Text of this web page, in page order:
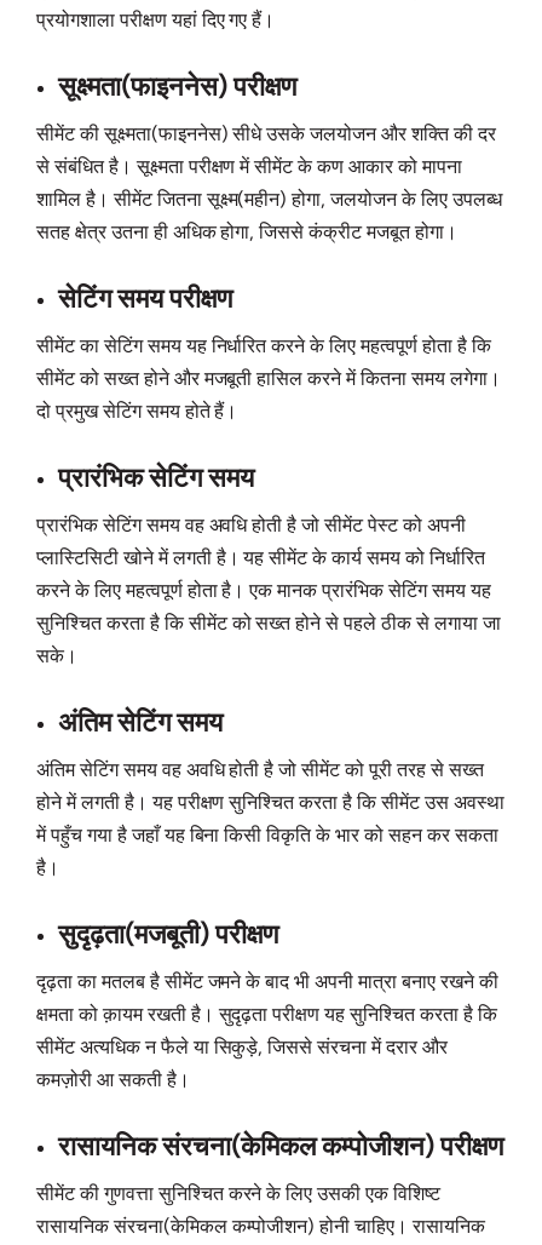
प्रयोगशाला परीक्षण यहां दिए गए हैं।
सूक्ष्मता(फाइननेस) परीक्षण
सीमेंट की सूक्ष्मता(फाइननेस) सीधे उसके जलयोजन और शक्ति की दर
से संबंधित है। सूक्ष्मता परीक्षण में सीमेंट के कण आकार को मापना
शामिल है। सीमेंट जितना सूक्ष्म(महीन) होगा, जलयोजन के लिए उपलब्ध
सतह क्षेत्र उतना ही अधिक होगा, जिससे कंक्रीट मजबूत होगा।
सेटिंग समय परीक्षण
सीमेंट का सेटिंग समय यह निर्धारित करने के लिए महत्वपूर्ण होता है कि
सीमेंट को सख्त होने और मजबूती हासिल करने में कितना समय लगेगा।
दो प्रमुख सेटिंग समय होते हैं।
प्रारंभिक सेटिंग समय
प्रारंभिक सेटिंग समय वह अवधि होती है जो सीमेंट पेस्ट को अपनी
प्लास्टिसिटी खोने में लगती है। यह सीमेंट के कार्य समय को निर्धारित
करने के लिए महत्वपूर्ण होता है। एक मानक प्रारंभिक सेटिंग समय यह
सुनिश्चित करता है कि सीमेंट को सख्त होने से पहले ठीक से लगाया जा
सके।
अंतिम सेटिंग समय
अंतिम सेटिंग समय वह अवधि होती है जो सीमेंट को पूरी तरह से सख्त
होने में लगती है। यह परीक्षण सुनिश्चित करता है कि सीमेंट उस अवस्था
में पहुँच गया है जहाँ यह बिना किसी विकृति के भार को सहन कर सकता
है।
सुदृढ़ता(मजबूती) परीक्षण
दृढ़ता का मतलब है सीमेंट जमने के बाद भी अपनी मात्रा बनाए रखने की
क्षमता को क़ायम रखती है। सुदृढ़ता परीक्षण यह सुनिश्चित करता है कि
सीमेंट अत्यधिक न फैले या सिकुड़े, जिससे संरचना में दरार और
कमज़ोरी आ सकती है।
रासायनिक संरचना(केमिकल कम्पोजीशन) परीक्षण
सीमेंट की गुणवत्ता सुनिश्चित करने के लिए उसकी एक विशिष्ट
रासायनिक संरचना(केमिकल कम्पोजीशन) होनी चाहिए। रासायनिक